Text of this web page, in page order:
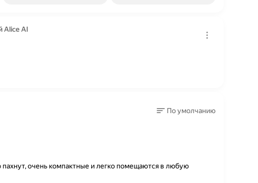
Alice AI
По умолчанию
очень компактные и легко помещаются в любую